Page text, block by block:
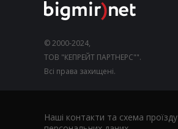
© 2000-2024,
ТОВ "КЕПРЕЙТ ПАРТНЕРС"".
Всі права захищені.
Наші контакти та схема проїзду